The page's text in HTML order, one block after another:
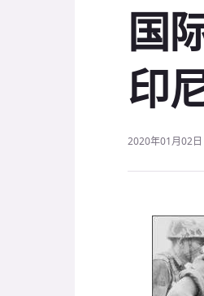
国
印
2020年01月02